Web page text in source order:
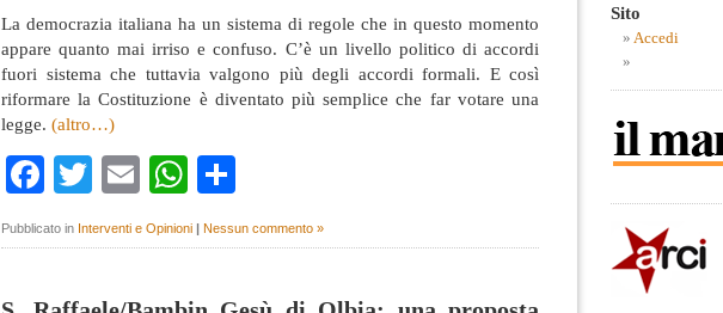
La democrazia italiana ha un sistema di regole che in questo momento
appare quanto mai irriso e confuso. C’è un livello politico di accordi
fuori sistema che tuttavia valgono più degli accordi formali. E così
riformare la Costituzione è diventato più semplice che far votare una
legge. (altro…)
Facebook
Twitter
EmailWhatsApp
Pubblicato in Interventi e Opinioni | Nessun commento »
Sito
Accedi